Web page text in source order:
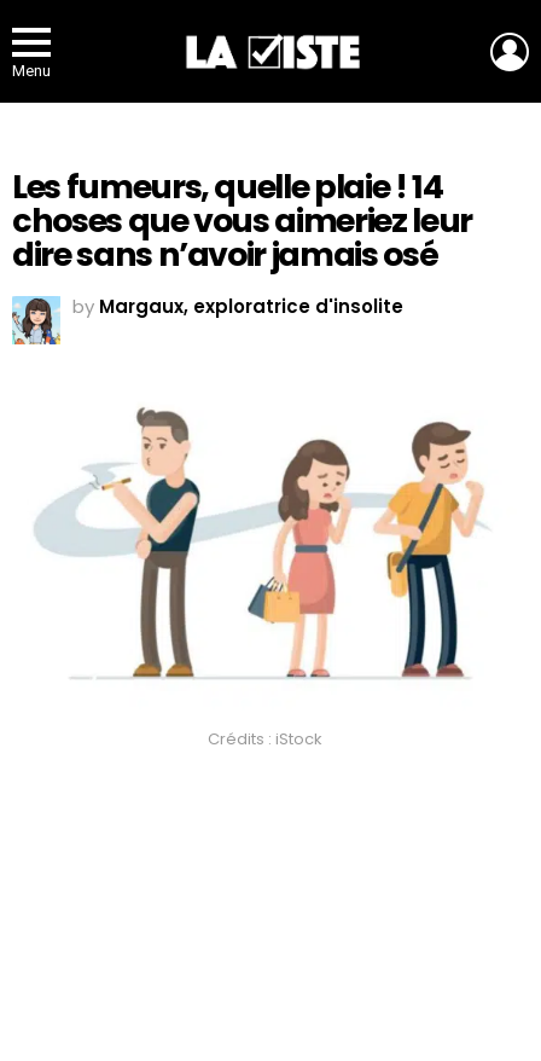
Menu
Les fumeurs, quelle plaie ! 14
choses que vous aimeriez leur
dire sans n’avoir jamais osé
by Margaux, exploratrice d'insolite
Crédits : iStock